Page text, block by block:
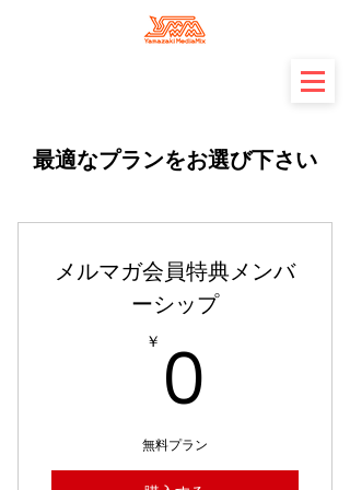
最適なプランをお選び下さい
メルマガ会員特典メンバ
ーシップ
￥ 0
無料プラン